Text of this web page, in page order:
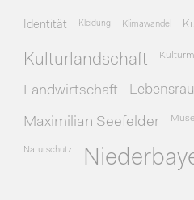
Identität Kleidung Klimawandel
Kulturlandschaft
Landwirtschaft
Maximilian Seefelder
Naturschutz